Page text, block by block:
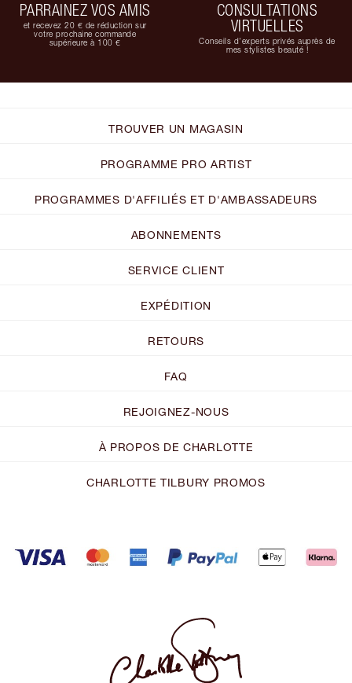
PARRAINEZ VOS AMIS
et recevez 20 € de réduction sur
votre prochaine commande
supérieure à 100 €
CONSULTATIONS
VIRTUELLES
Conseils d'experts privés auprès de
mes stylistes beauté !
TROUVER UN MAGASIN
PROGRAMME PRO ARTIST
PROGRAMMES D'AFFILIÉS ET D'AMBASSADEURS
ABONNEMENTS
SERVICE CLIENT
EXPÉDITION
RETOURS
FAQ
REJOIGNEZ-NOUS
À PROPOS DE CHARLOTTE
CHARLOTTE TILBURY PROMOS